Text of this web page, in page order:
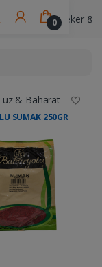
0 Şeker &
& Baharat
SUMAK 250GR